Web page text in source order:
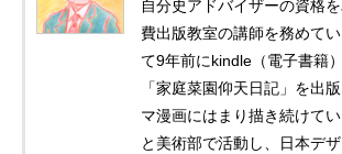
自分史アドバイザーの資格
費出版教室の講師を務めて
て9年前にkindle（電子書籍
「家庭菜園仰天日記」を出
マ漫画にはまり描き続けて
と美術部で活動し、日本デ